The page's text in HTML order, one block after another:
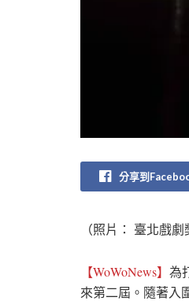
分享到
（照片： 臺北戲
【WoWoNews】 為
來第二屆。隨著入